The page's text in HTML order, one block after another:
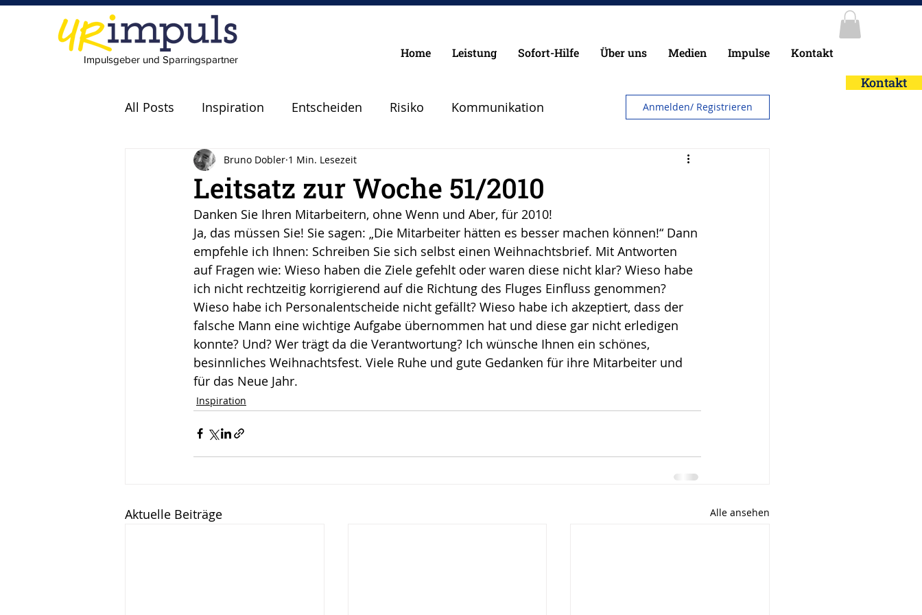
Kontakt
Impulsgeber und Sparringspartner Home Leistung Sofort-Hilfe Über uns Medien Impulse Kontakt
All Posts Inspiration Entscheiden Risiko Kommunikation
Experten Fachkräfte Chancen
scheitern Fehler Planen Vorbereiten Angst Sicherheit
Leadership Freude Abheben Vertrauen Krise
Wirken, Wirkung Keynote Risiko Glück Mut
Anmelden/ Registrieren
Leitsatz zur Woche 51/2010
Bruno Dobler 1 Min. Lesezeit
Danken Sie Ihren Mitarbeitern, ohne Wenn und Aber, für 2010!
Ja, das müssen Sie! Sie sagen: „Die Mitarbeiter hätten es besser machen können!“ Dann
empfehle ich Ihnen: Schreiben Sie sich selbst einen Weihnachtsbrief. Mit Antworten
auf Fragen wie: Wieso haben die Ziele gefehlt oder waren diese nicht klar? Wieso habe
ich nicht rechtzeitig korrigierend auf die Richtung des Fluges Einfluss genommen?
Wieso habe ich Personalentscheide nicht gefällt? Wieso habe ich akzeptiert, dass der
falsche Mann eine wichtige Aufgabe übernommen hat und diese gar nicht erledigen
konnte? Und? Wer trägt da die Verantwortung? Ich wünsche Ihnen ein schönes,
besinnliches Weihnachtsfest. Viele Ruhe und gute Gedanken für ihre Mitarbeiter und
für das Neue Jahr.
Inspiration
Aktuelle Beiträge Alle ansehen